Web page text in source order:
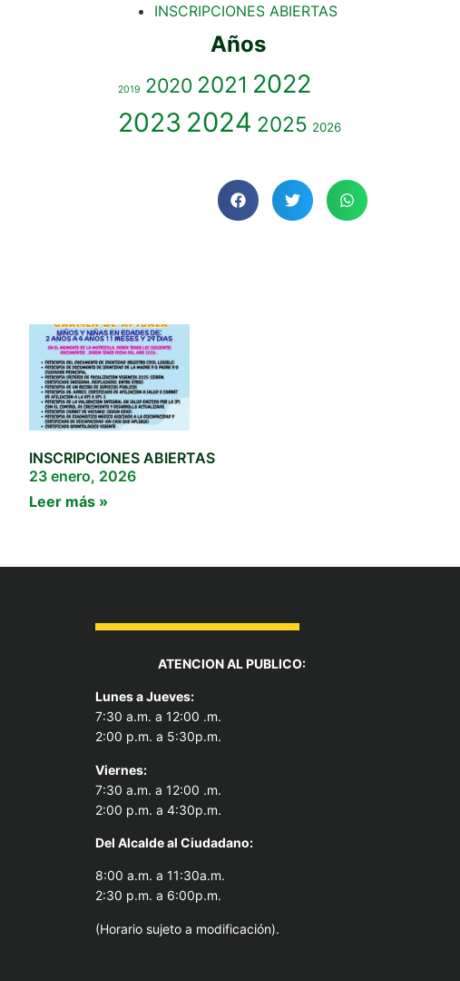
INSCRIPCIONES ABIERTAS
Años
2019 2020 2021 2022
2023 2024 2025 2026
INSCRIPCIONES ABIERTAS
23 enero, 2026
Leer más »
ATENCION AL PUBLICO:
Lunes a Jueves:
7:30 a.m. a 12:00 .m.
2:00 p.m. a 5:30p.m.
Viernes:
7:30 a.m. a 12:00 .m.
2:00 p.m. a 4:30p.m.
Del Alcalde al Ciudadano:
8:00 a.m. a 11:30a.m.
2:30 p.m. a 6:00p.m.
(Horario sujeto a modificación).